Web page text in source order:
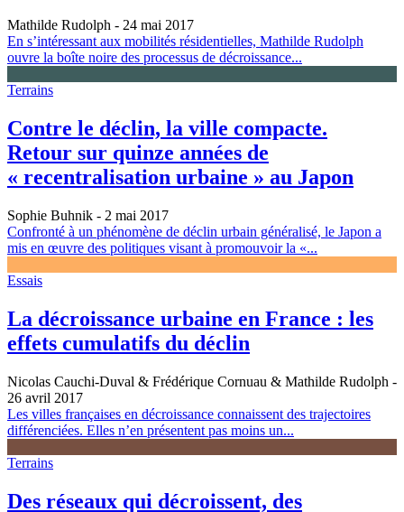
Mathilde Rudolph - 24 mai 2017
En s’intéressant aux mobilités résidentielles, Mathilde Rudolph
ouvre la boîte noire des processus de décroissance...
Terrains
Contre le déclin, la ville compacte.
Retour sur quinze années de
« recentralisation urbaine » au Japon
Sophie Buhnik - 2 mai 2017
Confronté à un phénomène de déclin urbain généralisé, le Japon a
mis en œuvre des politiques visant à promouvoir la «...
Essais
La décroissance urbaine en France : les
effets cumulatifs du déclin
Nicolas Cauchi-Duval & Frédérique Cornuau & Mathilde Rudolph -
26 avril 2017
Les villes françaises en décroissance connaissent des trajectoires
différenciées. Elles n’en présentent pas moins un...
Terrains
Des réseaux qui décroissent, des